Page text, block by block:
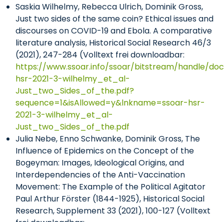
Saskia Wilhelmy, Rebecca Ulrich, Dominik Gross,
Just two sides of the same coin? Ethical issues and
discourses on COVID-19 and Ebola. A comparative
literature analysis, Historical Social Research 46/3
(2021), 247-284 (Volltext frei downloadbar:
https://www.ssoar.info/ssoar/bitstream/handle/
hsr-2021-3-wilhelmy_et_al-
Just_two_Sides_of_the.pdf?
sequence=1&isAllowed=y&lnkname=ssoar-hsr-
2021-3-wilhelmy_et_al-
Just_two_Sides_of_the.pdf
Julia Nebe, Enno Schwanke, Dominik Gross, The
Influence of Epidemics on the Concept of the
Bogeyman: Images, Ideological Origins, and
Interdependencies of the Anti-Vaccination
Movement: The Example of the Political Agitator
Paul Arthur Förster (1844-1925), Historical Social
Research, Supplement 33 (2021), 100-127 (Volltext